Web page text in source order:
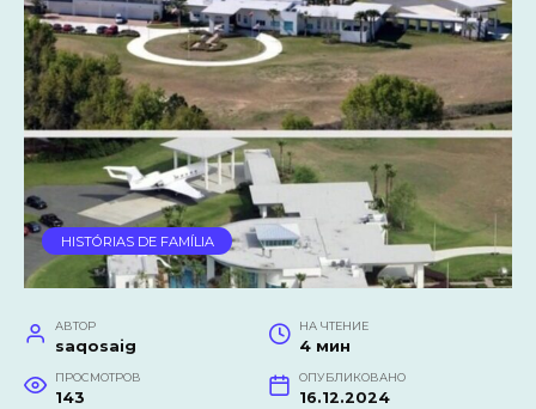
HISTÓRIAS DE FAMÍLIA
АВТОР
saqosaig
НА ЧТЕНИЕ
4 мин
ПРОСМОТРОВ
143
ОПУБЛИКОВАНО
16.12.2024